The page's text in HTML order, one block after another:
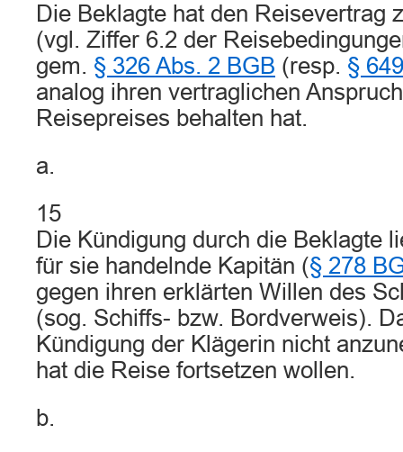
Die Beklagte hat den Reisevertrag
(vgl. Ziffer 6.2 der
gem. § 326 Abs. 2 BGB (resp. §
analog ihren vertraglichen
Reisepreises behalten hat.
a.
15
Die Kündigung durch die Beklagte
für sie handelnde Kapitän (§ 278
gegen ihren erklärten Willen des
(sog. Schiffs- bzw. Bordverweis).
Kündigung der Klägerin nicht
hat die Reise fortsetzen wollen.
b.